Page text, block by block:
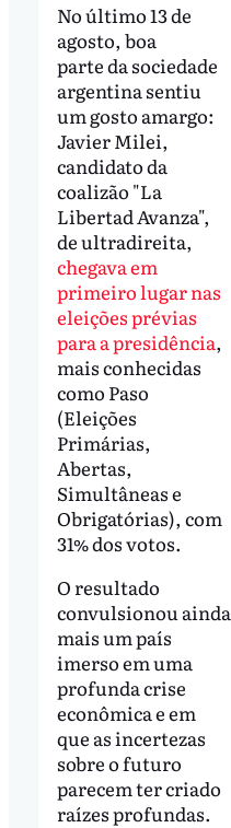
No último 13 de
agosto, boa
parte da sociedade
argentina sentiu
um gosto amargo:
Javier Milei,
candidato da
coalizão "La
Libertad Avanza",
de ultradireita,
chegava em
primeiro lugar nas
eleições prévias
para a presidência,
mais conhecidas
como Paso
(Eleições
Primárias,
Abertas,
Simultâneas e
Obrigatórias), com
31% dos votos.
O resultado
convulsionou ainda
mais um país
imerso em uma
profunda crise
econômica e em
que as incertezas
sobre o futuro
parecem ter criado
raízes profundas.